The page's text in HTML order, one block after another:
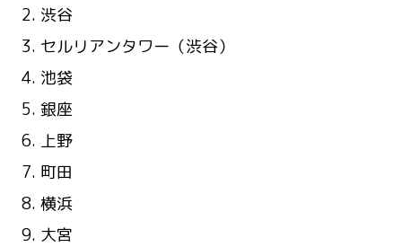
渋谷
セルリアンタワー（渋谷）
池袋
銀座
上野
町田
横浜
大宮